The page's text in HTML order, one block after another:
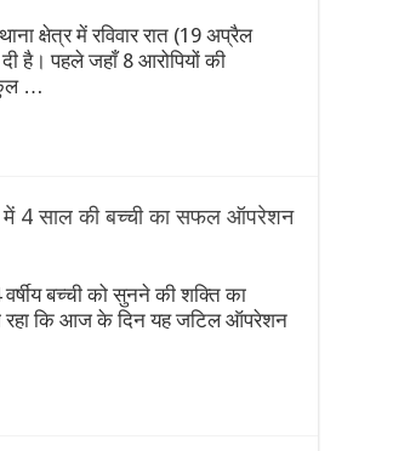
क्षेत्र में रविवार रात (19 अप्रैल
है। पहले जहाँ 8 आरोपियों की
कुल …
में 4 साल की बच्ची का सफल ऑपरेशन
बच्ची को सुनने की शक्ति का
रहा कि आज के दिन यह जटिल ऑपरेशन